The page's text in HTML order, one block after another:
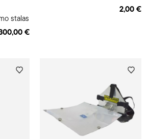
stalas
€
2,00 €